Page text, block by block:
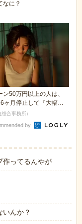
なに？
ン50万円以上の人は、
ヶ月停止して『大幅に
ら返済...
総合事務所)
by
作ってるんやが
いんか？